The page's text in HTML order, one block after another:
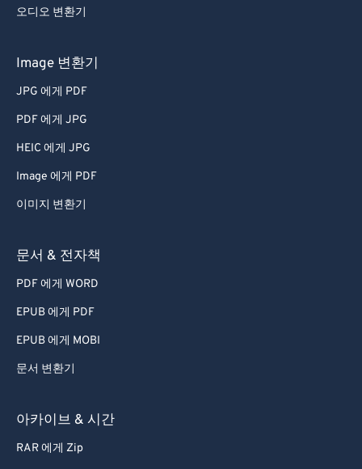
오디오 변환기
Image 변환기
JPG 에게 PDF
PDF 에게 JPG
HEIC 에게 JPG
Image 에게 PDF
이미지 변환기
문서 & 전자책
PDF 에게 WORD
EPUB 에게 PDF
EPUB 에게 MOBI
문서 변환기
아카이브 & 시간
RAR 에게 Zip